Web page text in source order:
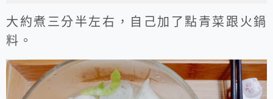
大約煮三分半左右，自己加了點青菜跟火鍋
料。